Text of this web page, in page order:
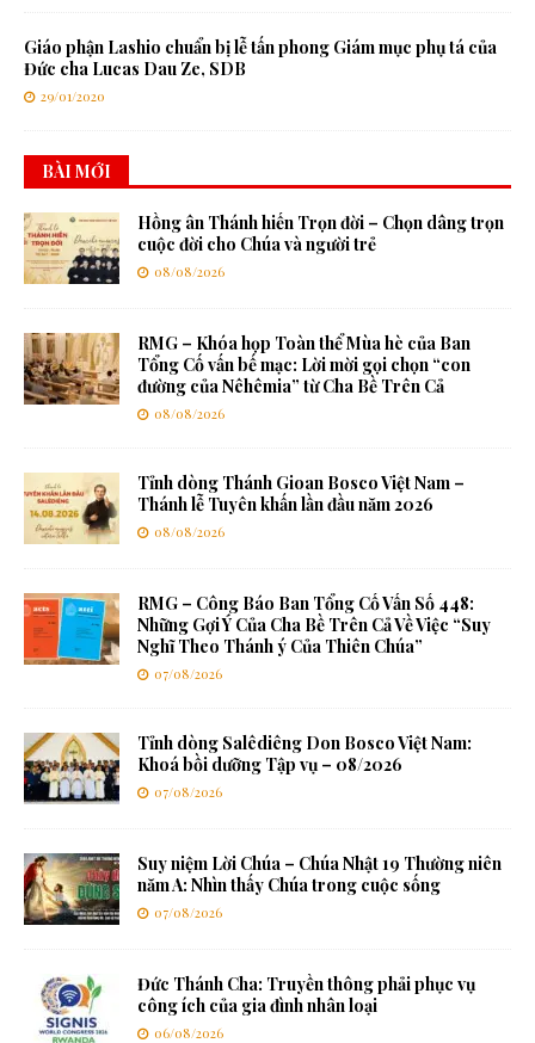
Giáo phận Lashio chuẩn bị lễ tấn phong Giám mục phụ tá của
Đức cha Lucas Dau Ze, SDB
29/01/2020
BÀI MỚI
Hồng ân Thánh hiến Trọn đời – Chọn dâng trọn
cuộc đời cho Chúa và người trẻ
08/08/2026
RMG – Khóa họp Toàn thể Mùa hè của Ban
Tổng Cố vấn bế mạc: Lời mời gọi chọn “con
đường của Nêhêmia” từ Cha Bề Trên Cả
08/08/2026
Tỉnh dòng Thánh Gioan Bosco Việt Nam –
Thánh lễ Tuyên khấn lần đầu năm 2026
08/08/2026
RMG – Công Báo Ban Tổng Cố Vấn Số 448:
Những Gợi Ý Của Cha Bề Trên Cả Về Việc “Suy
Nghĩ Theo Thánh ý Của Thiên Chúa”
07/08/2026
Tỉnh dòng Salêdiêng Don Bosco Việt Nam:
Khoá bồi dưỡng Tập vụ – 08/2026
07/08/2026
Suy niệm Lời Chúa – Chúa Nhật 19 Thường niên
năm A: Nhìn thấy Chúa trong cuộc sống
07/08/2026
Đức Thánh Cha: Truyền thông phải phục vụ
công ích của gia đình nhân loại
06/08/2026